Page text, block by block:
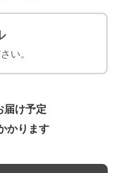
い。
届け予定
かります